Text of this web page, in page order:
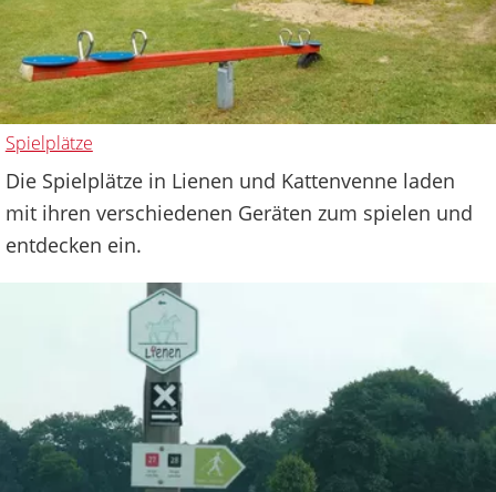
Spielplätze
Die Spielplätze in Lienen und Kattenvenne laden
mit ihren verschiedenen Geräten zum spielen und
entdecken ein.